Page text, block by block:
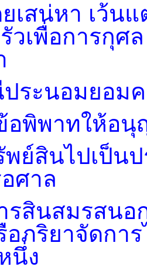
เสน่หา เว้น
วเพื่อการกุศ
ระนอมยอม
พิพาทให้อนุ
ย์สินไปเป็นป
ศาล
สินสมรสนอ
ภริยาจัดกา
นึ่ง